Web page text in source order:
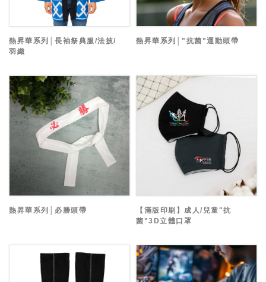
熱昇華系列│長袖祭典服/法披/
羽織
熱昇華系列│"抗菌"運動頭帶
熱昇華系列│必勝頭帶
【滿版印刷】成人/兒童"抗
菌"3D立體口罩